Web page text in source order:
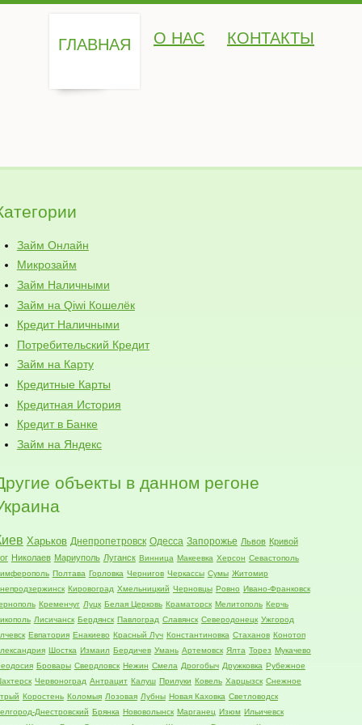
ГЛАВНАЯ О НАС КОНТАКТЫ
Займ Онлайн
Микрозайм
Займ Наличными
Займ на Qiwi Кошелёк
Кредит Наличными
Потребительский Кредит
Займ на Карту
Кредитные Карты
Кредитная История
Кредит в Банке
Займ на Яндекс
объекты в данном регоне
Харьков Днепропетровск Одесса Запорожье Львов Кривой
Николаев Мариуполь Луганск Винница Макеевка Херсон Севастополь
Полтава Горловка Чернигов Черкассы Сумы Житомир
Кировоград Хмельницкий Черновцы Ровно Ивано-Франковск
Кременчуг Луцк Белая Церковь Краматорск Мелитополь Керчь
Лисичанск Бердянск Павлоград Славянск Северодонецк Ужгород
Евпатория Енакиево Красный Луч Константиновка Стаханов Конотоп
Шостка Измаил Бердичев Умань Артемовск Ялта Торез Мукачево
Бровары Свердловск Нежин Смела Дрогобыч Дружковка Рубежное
Червоноград Антрацит Калуш Прилуки Ковель Харцызск Снежное
Коростень Коломыя Лозовая Лубны Новая Каховка Светловодск
Днестровский Брянка Нововолынск Марганец Изюм Ильичевск